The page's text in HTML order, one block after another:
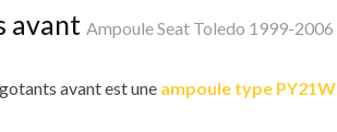
avant Ampoule Seat Toledo 1999-2006
avant est une ampoule type PY21W